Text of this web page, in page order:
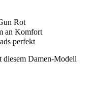
Rot
an Komfort
perfekt
Damen-Modell